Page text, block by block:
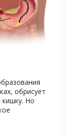
обрисует
Но